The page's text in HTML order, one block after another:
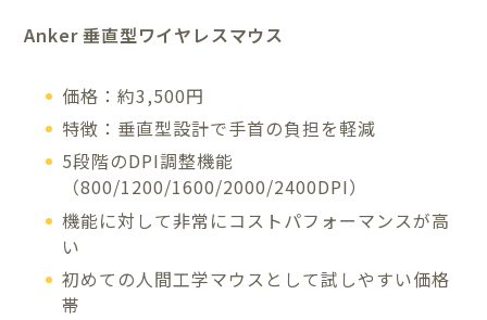
Anker 垂直型ワイヤレスマウス
価格：約3,500円
特徴：垂直型設計で手首の負担を軽減
5段階のDPI調整機能
（800/1200/1600/2000/2400DPI）
機能に対して非常にコストパフォーマンスが高
い
初めての人間工学マウスとして試しやすい価格
帯